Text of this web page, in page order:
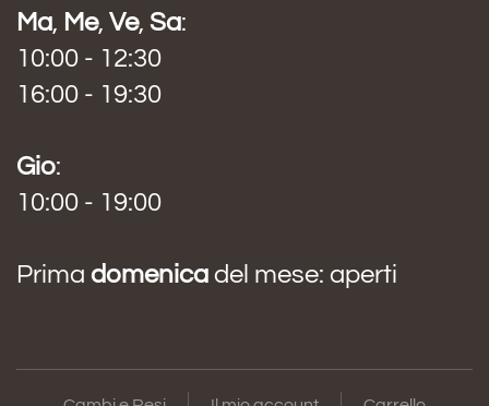
Ma, Me, Ve, Sa:
10:00 - 12:30
16:00 - 19:30
Gio:
10:00 - 19:00
Prima domenica del mese: aperti